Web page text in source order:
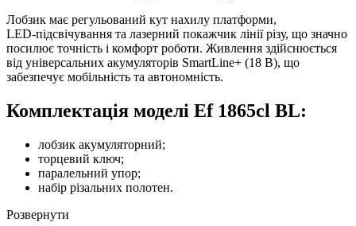
Лобзик має регульований кут нахилу платформи,
LED‑підсвічування та лазерний покажчик лінії різу, що значно
посилює точність і комфорт роботи. Живлення здійснюється
від універсальних акумуляторів SmartLine+ (18 В), що
забезпечує мобільність та автономність.
Комплектація моделі Ef 1865cl BL:
лобзик акумуляторний;
торцевий ключ;
паралельний упор;
набір різальних полотен.
Розвернути